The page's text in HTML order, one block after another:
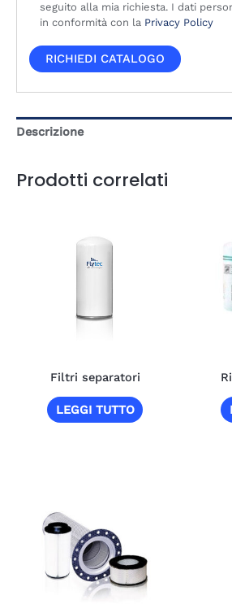
seguito alla mia richiesta. I dati
in conformità con la Privacy Policy
Descrizione
Prodotti correlati
Filtri separatori
LEGGI TUTTO